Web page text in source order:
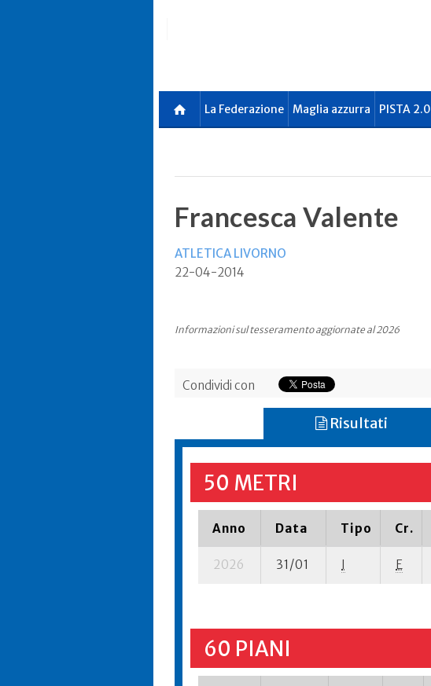
La Federazione Maglia azzurra PISTA 2.0
Francesca Valente
ATLETICA LIVORNO
22-04-2014
Informazioni sul tesseramento aggiornate al 2026
Condividi con
Risultati
50 METRI
Anno Data Tipo Cr.
2026 31/01 I E
60 PIANI